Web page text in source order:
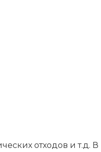
отходов и т.д.